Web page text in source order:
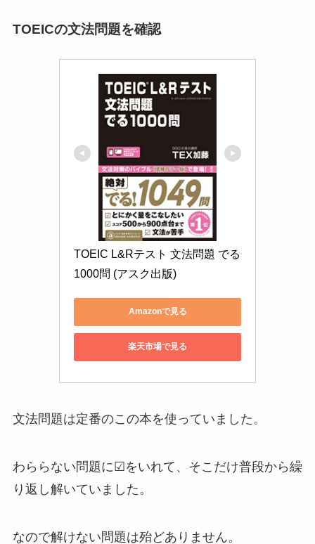
TOEICの文法問題を確認
TOEIC L&Rテスト 文法問題 でる
1000問 (アスク出版)
Amazonで見る
楽天市場で見る
文法問題は定番のこの本を使っていました。
わららない問題に☑をいれて、そこだけ普段から繰
り返し解いていました。
なので解けない問題は殆どありません。